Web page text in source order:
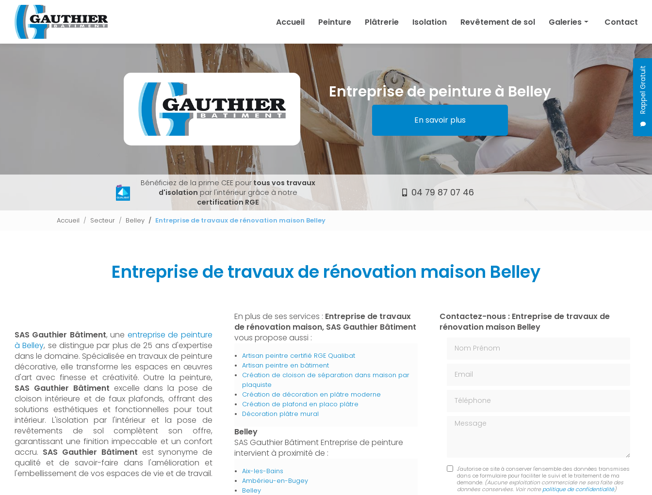
contenu
principal
Rappel Gratuit
Accueil
Peinture Plâtrerie Isolation Revêtement de sol Galeries
Plâtrerie
Revêtement de sol
Contact
Entreprise de peinture à Belley
En savoir plus
Bénéficiez de la prime CEE pourtous vos travaux
d'isolation par l'intérieur grâce à notre
certification RGE
04 79 87 07 46
Accueil Secteur Belley Entreprise de travaux de rénovation maison Belley
Entreprise de travaux de rénovation maison Belley
SAS Gauthier Bâtiment, une entreprise de peinture
à Belley, se distingue par plus de 25 ans d'expertise
dans le domaine. Spécialisée en travaux de peinture
décorative, elle transforme les espaces en œuvres
d'art avec finesse et créativité. Outre la peinture,
SAS Gauthier Bâtiment excelle dans la pose de
cloison intérieure et de faux plafonds, offrant des
solutions esthétiques et fonctionnelles pour tout
intérieur. L'isolation par l'intérieur et la pose de
revêtements de sol complètent son offre,
garantissant une finition impeccable et un confort
accru. SAS Gauthier Bâtiment est synonyme de
qualité et de savoir-faire dans l'amélioration et
l'embellissement de vos espaces de vie et de travail.
En plus de ses services : Entreprise de travaux
de rénovation maison, SAS Gauthier Bâtiment
vous propose aussi :
Artisan peintre certifié RGE Qualibat
Artisan peintre en bâtiment
Création de cloison de séparation dans maison par
plaquiste
Création de décoration en plâtre moderne
Création de plafond en placo plâtre
Décoration plâtre mural
Belley
SAS Gauthier Bâtiment Entreprise de peinture
intervient à proximité de :
Aix-les-Bains
Ambérieu-en-Bugey
Belley
Contactez-nous : Entreprise de travaux de
rénovation maison Belley
Message
J'autorise ce site à conserver l'ensemble des données transmises
dans ce formulaire pour faciliter le suivi et le traitement de ma
demande. (Aucune exploitation commerciale ne sera faite des
données conservées. Voir notre politique de confidentialité)